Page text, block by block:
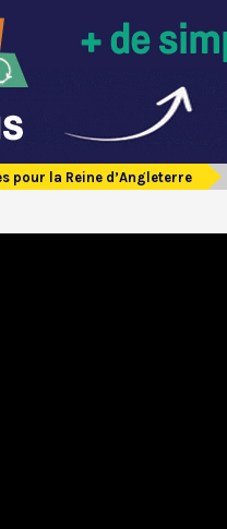
pour la Reine d’Angleterre